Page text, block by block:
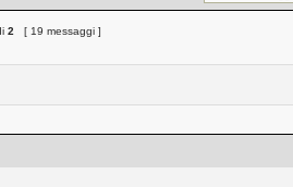
2 [ 19 messaggi ]